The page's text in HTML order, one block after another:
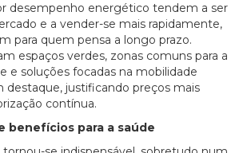
desempenho energético tendem a ser
e a vender-se mais rapidamente,
para quem pensa a longo prazo.
espaços verdes, zonas comuns para a
e soluções focadas na mobilidade
destaque, justificando preços mais
contínua.
benefícios para a saúde